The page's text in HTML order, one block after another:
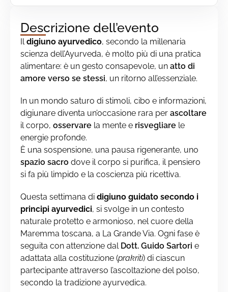
Descrizione dell’evento
Ildigiuno ayurvedico, secondo la millenaria
scienza dell’Ayurveda, è molto più di una pratica
alimentare: è un gesto consapevole, un atto di
amore verso se stessi, un ritorno all’essenziale.
In un mondo saturo di stimoli, cibo e informazioni,
digiunare diventa un’occasione rara per ascoltare
il corpo, osservare la mente e risvegliare le
energie profonde.
È una sospensione, una pausa rigenerante, uno
spazio sacro dove il corpo si purifica, il pensiero
si fa più limpido e la coscienza più ricettiva.
Questa settimana di digiuno guidato secondo i
principi ayurvedici, si svolge in un contesto
naturale protetto e armonioso, nel cuore della
Maremma toscana, a La Grande Via. Ogni fase è
seguita con attenzione dal Dott. Guido Sartori e
adattata alla costituzione (prakriti) di ciascun
partecipante attraverso l’ascoltazione del polso,
secondo la tradizione ayurvedica.